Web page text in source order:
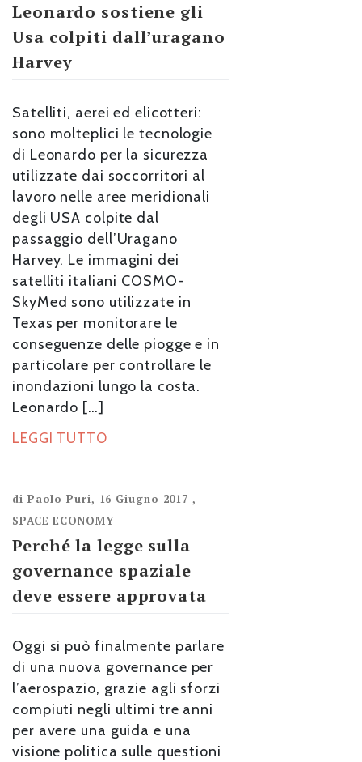
Leonardo sostiene gli
Usa colpiti dall’uragano
Harvey
Satelliti, aerei ed elicotteri:
sono molteplici le tecnologie
di Leonardo per la sicurezza
utilizzate dai soccorritori al
lavoro nelle aree meridionali
degli USA colpite dal
passaggio dell’Uragano
Harvey. Le immagini dei
satelliti italiani COSMO-
SkyMed sono utilizzate in
Texas per monitorare le
conseguenze delle piogge e in
particolare per controllare le
inondazioni lungo la costa.
Leonardo […]
LEGGI TUTTO
di Paolo Puri, 16 Giugno 2017 ,
SPACE ECONOMY
Perché la legge sulla
governance spaziale
deve essere approvata
Oggi si può finalmente parlare
di una nuova governance per
l’aerospazio, grazie agli sforzi
compiuti negli ultimi tre anni
per avere una guida e una
visione politica sulle questioni